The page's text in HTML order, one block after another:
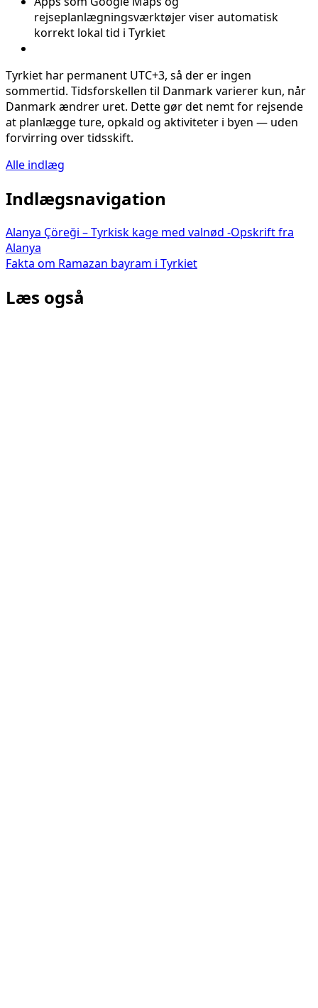
rejseplanlægningsværktøjer viser automatisk
korrekt lokal tid i Tyrkiet
Tyrkiet har permanent UTC+3, så der er ingen
sommertid. Tidsforskellen til Danmark varierer kun, når
Danmark ændrer uret. Dette gør det nemt for rejsende
at planlægge ture, opkald og aktiviteter i byen — uden
forvirring over tidsskift.
Alle indlæg
Indlægsnavigation
Alanya Çöreği – Tyrkisk kage med valnød -Opskrift fra
Alanya
Fakta om Ramazan bayram i Tyrkiet
Læs også